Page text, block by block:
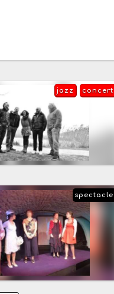
concert
jazz
spectacle